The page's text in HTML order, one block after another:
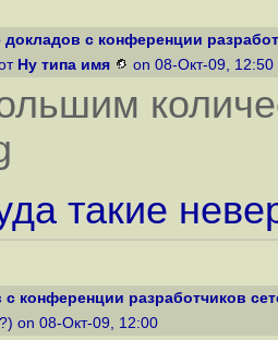
с конференции
Ну типа имя on 08-Окт-09, 12:50
такие
конференции разработчиков
on 08-Окт-09, 12:00